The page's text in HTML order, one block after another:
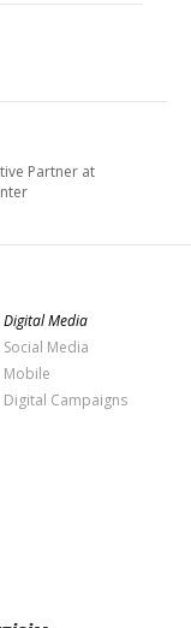
Partner at
Digital Media
Social Media
Mobile
Digital Campaigns